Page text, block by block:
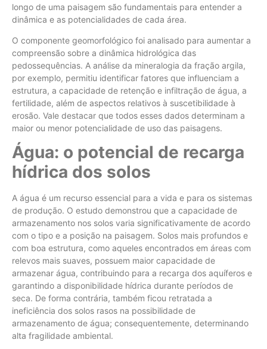
longo de uma paisagem são fundamentais para entender a
dinâmica e as potencialidades de cada área.
O componente geomorfológico foi analisado para aumentar a
compreensão sobre a dinâmica hidrológica das
pedossequências. A análise da mineralogia da fração argila,
por exemplo, permitiu identificar fatores que influenciam a
estrutura, a capacidade de retenção e infiltração de água, a
fertilidade, além de aspectos relativos à suscetibilidade à
erosão. Vale destacar que todos esses dados determinam a
maior ou menor potencialidade de uso das paisagens.
Água: o potencial de recarga
hídrica dos solos
A água é um recurso essencial para a vida e para os sistemas
de produção. O estudo demonstrou que a capacidade de
armazenamento nos solos varia significativamente de acordo
com o tipo e a posição na paisagem. Solos mais profundos e
com boa estrutura, como aqueles encontrados em áreas com
relevos mais suaves, possuem maior capacidade de
armazenar água, contribuindo para a recarga dos aquíferos e
garantindo a disponibilidade hídrica durante períodos de
seca. De forma contrária, também ficou retratada a
ineficiência dos solos rasos na possibilidade de
armazenamento de água; consequentemente, determinando
alta fragilidade ambiental.